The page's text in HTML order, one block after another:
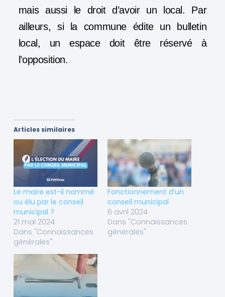
mais aussi le droit d’avoir un local. Par
ailleurs, si la commune édite un bulletin
local, un espace doit être réservé à
l’opposition.
Articles similaires
Le maire est-il nommé
ou élu par le conseil
municipal ?
21 mai 2024
Dans "Connaissances
générales"
Fonctionnement d’un
conseil municipal
6 avril 2024
Dans "Connaissances
générales"